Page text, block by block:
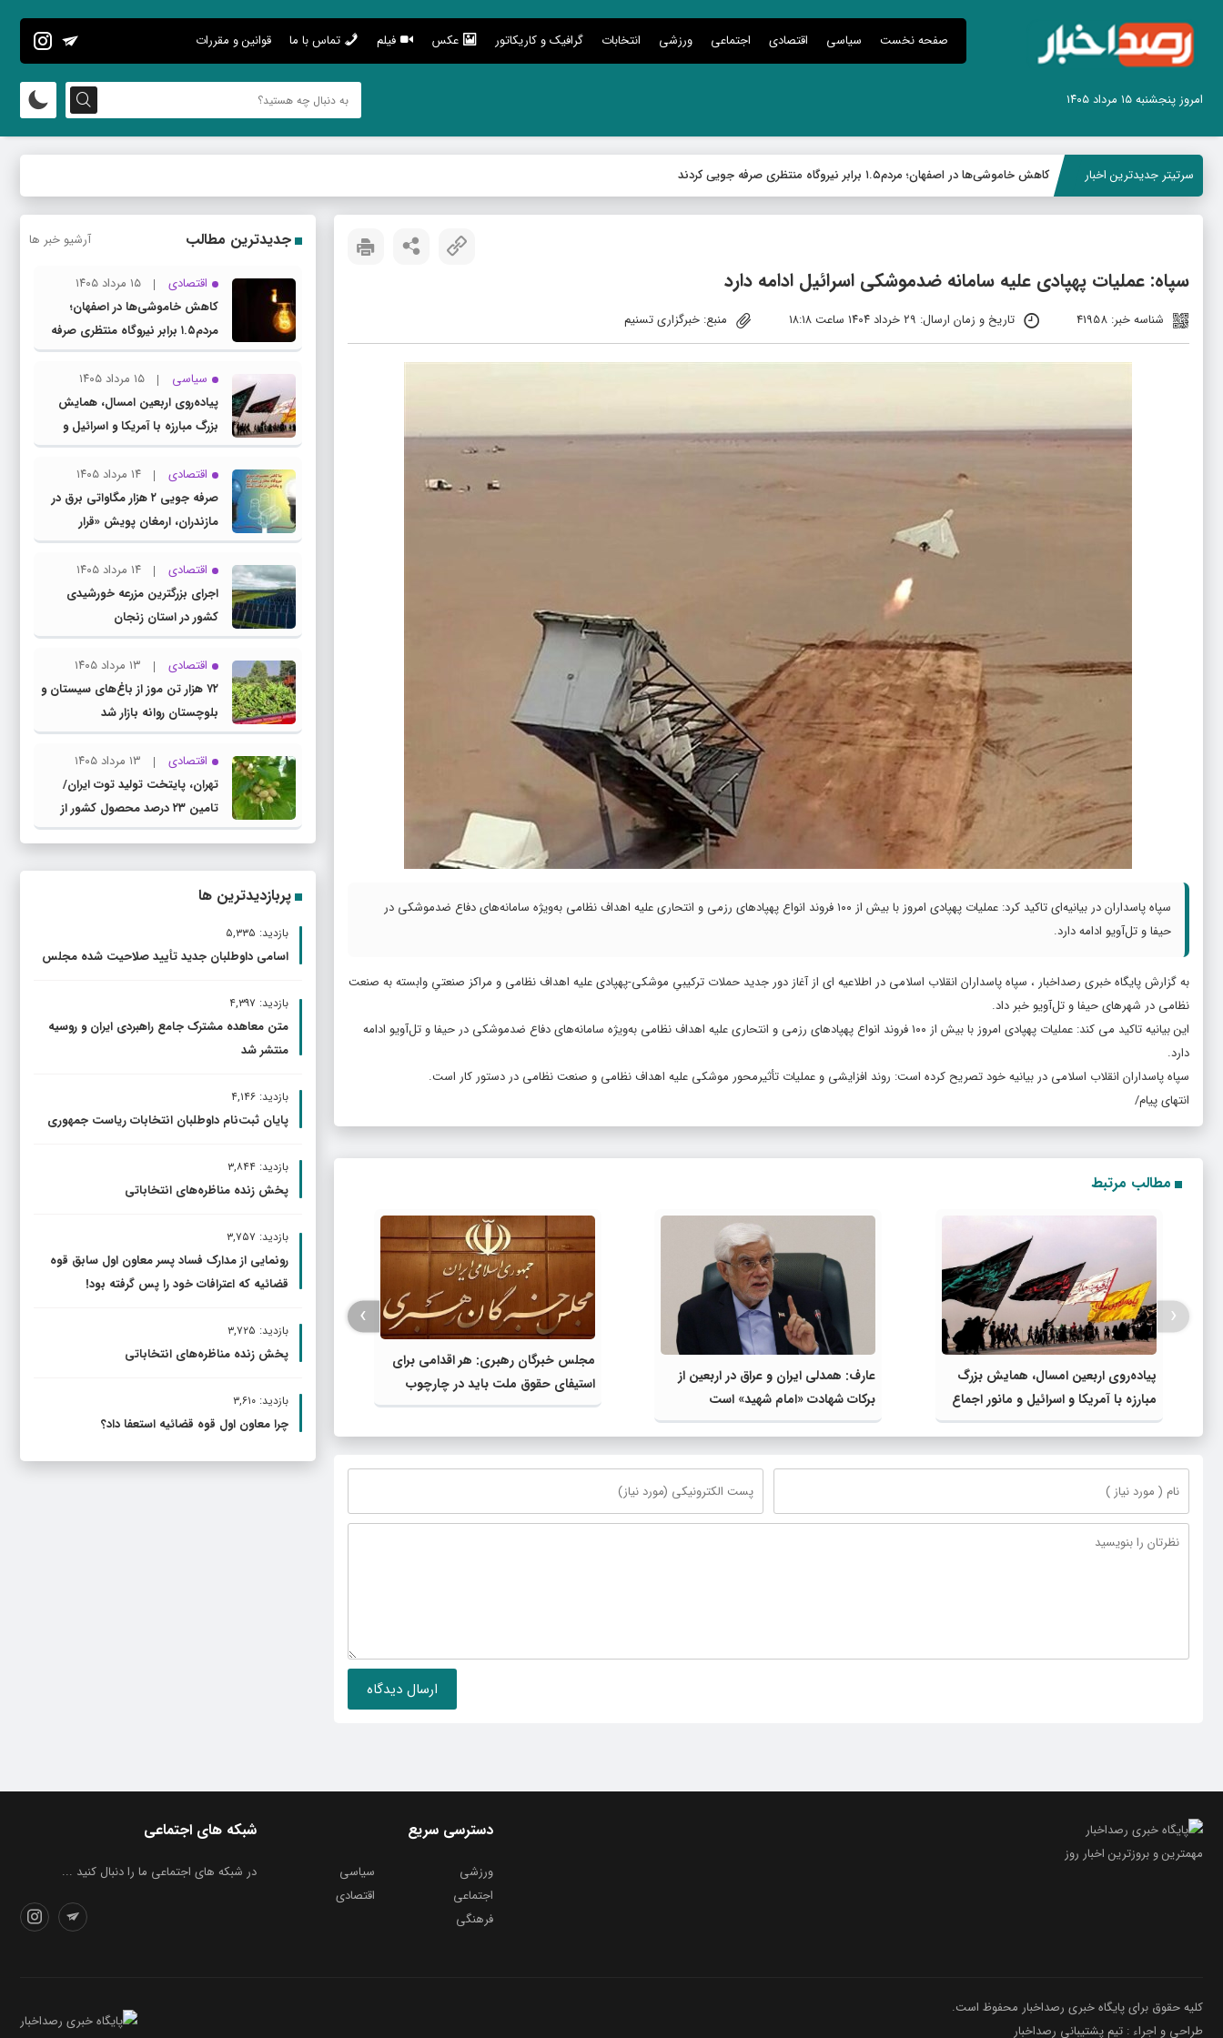
صفحه نخست سیاسی اقتصادی اجتماعی ورزشی انتخابات گرافیک و کاریکاتور عکس فیلم تماس با ما قوانین و مقررات
امروز پنجشنبه ۱۵ مرداد ۱۴۰۵
سرتیتر جدیدترین اخبار کاهش خاموشی‌ها در اصفهان؛ مردم۱.۵ برابر نیروگاه منتظری صرفه جویی کردند
سپاه: عملیات پهپادی علیه سامانه‌ ضدموشکی اسرائیل ادامه دارد
شناسه خبر: 41958 تاریخ و زمان ارسال: ۲۹ خرداد ۱۴۰۴ ساعت ۱۸:۱۸ منبع: خبرگزاری تسنیم
سپاه پاسداران در بیانیه‌ای تاکید کرد: عملیات پهپادی امروز با بیش از ۱۰۰ فروند انواع پهپادهای رزمی و انتحاری علیه اهداف نظامی به‌ویژه سامانه‌های دفاع ضدموشکی در
حیفا و تل‌آویو ادامه دارد.
به گزارش پایگاه خبری رصداخبار ، سپاه پاسداران انقلاب اسلامی در اطلاعیه ای از آغاز دور جدید حملات ترکیبیِ موشکی-پهپادی علیه اهداف نظامی و مراکز صنعتیِ وابسته به صنعت
نظامی در شهرهای حیفا و تل‌آویو خبر داد.
این بیانیه تاکید می کند: عملیات پهپادی امروز با بیش از ۱۰۰ فروند انواع پهپادهای رزمی و انتحاری علیه اهداف نظامی به‌ویژه سامانه‌های دفاع ضدموشکی در حیفا و تل‌آویو ادامه
دارد.
سپاه پاسداران انقلاب اسلامی در بیانیه خود تصریح کرده است: روند افزایشی و عملیات تأثیرمحور موشکی علیه اهداف نظامی و صنعت نظامی در دستور کار است.
انتهای پیام/
مطالب مرتبط
پیاده‌روی اربعین امسال، همایش بزرگ
مبارزه با آمریکا و اسرائیل و مانور اجماع
جبهه مقاومت و ملت‌های آزادی‌خواه در
عارف: همدلی ایران و عراق در اربعین از
برکات شهادت «امام شهید» است
مجلس خبرگان رهبری: هر اقدامی برای
استیفای حقوق ملت باید در چارچوب
تدابیر رهبر انقلاب باشد
انهدام یک پهپاد آمریکایی برفراز تنگه
هرمز توسط سپاه
‹
›
جدیدترین مطالب آرشیو خبر ها
اقتصادی
۱۵ مرداد ۱۴۰۵
کاهش خاموشی‌ها در اصفهان؛
مردم۱.۵ برابر نیروگاه منتظری صرفه
جویی کردند
سیاسی
۱۵ مرداد ۱۴۰۵
پیاده‌روی اربعین امسال، همایش
بزرگ مبارزه با آمریکا و اسرائیل و
مانور اجماع جبهه مقاومت و
ملت‌های آزادی‌خواه در برابر استکبار
بود
اقتصادی
۱۴ مرداد ۱۴۰۵
صرفه جویی ۲ هزار مگاواتی برق در
مازندران، ارمغان پویش «قرار
همدلی»
اقتصادی
۱۴ مرداد ۱۴۰۵
اجرای بزرگترین مزرعه خورشیدی
کشور در استان زنجان
اقتصادی
۱۳ مرداد ۱۴۰۵
۷۲ هزار تن موز از باغ‌های سیستان و
بلوچستان روانه بازار شد
اقتصادی
۱۳ مرداد ۱۴۰۵
تهران، پایتخت تولید توت ایران/
تامین ۲۳ درصد محصول کشور از
باغات استان
پربازدیدترین ها
بازدید: ۵,۳۳۵
اسامی داوطلبان جدید تأیید صلاحیت شده مجلس
بازدید: ۴,۳۹۷
متن معاهده مشترک جامع راهبردی ایران و روسیه
منتشر شد
بازدید: ۴,۱۴۶
پایان ثبت‌نام داوطلبان انتخابات ریاست جمهوری
بازدید: ۳,۸۴۴
پخش زنده مناظره‌های انتخاباتی
بازدید: ۳,۷۵۷
رونمایی از مدارک فساد پسر معاون اول سابق قوه
قضائیه که اعترافات خود را پس گرفته بود!
بازدید: ۳,۷۲۵
پخش زنده مناظره‌های انتخاباتی
بازدید: ۳,۶۱۰
چرا معاون اول قوه قضائیه استعفا داد؟
مهمترین و بروز‌ترین اخبار روز
شبکه های اجتماعی
در شبکه های اجتماعی ما را دنبال کنید ...
دسترسی سریع
ورزشی
سیاسی
اجتماعی
اقتصادی
فرهنگی
کلیه حقوق برای پایگاه خبری رصداخبار محفوظ است.
طراحی و اجراء : تیم پشتیبانی رصداخبار